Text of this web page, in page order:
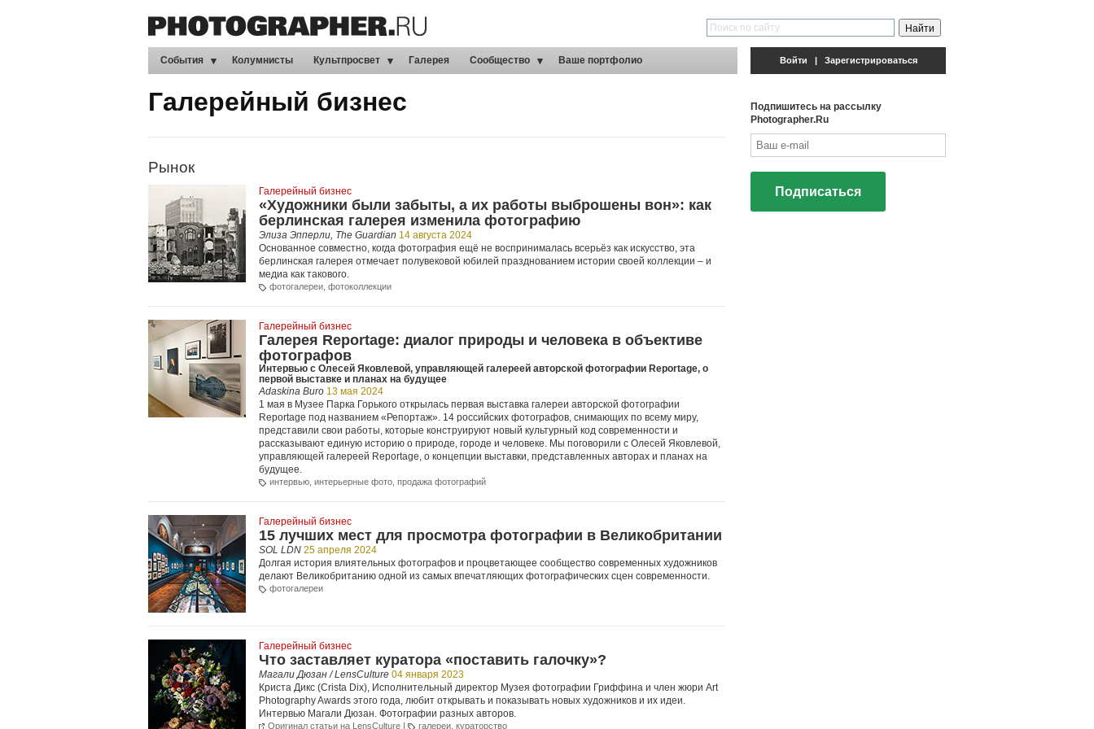
События Колумнисты Культпросвет Галерея Сообщество Ваше портфолио
Галерейный бизнес
Рынок
Галерейный бизнес
«Художники были забыты, а их работы выброшены вон»: как
берлинская галерея изменила фотографию
Элиза Эпперли, The Guardian 14 августа 2024
Основанное совместно, когда фотография ещё не воспринималась всерьёз как искусство, эта
берлинская галерея отмечает полувековой юбилей празднованием истории своей коллекции – и
медиа как такового.
фотогалереи фотоколлекции
Галерейный бизнес
Галерея Reportage: диалог природы и человека в объективе
фотографов
Интервью с Олесей Яковлевой, управляющей галереей авторской фотографии Reportage, о
первой выставке и планах на будущее
Adaskina Buro 13 мая 2024
1 мая в Музее Парка Горького открылась первая выставка галереи авторской фотографии
Reportage под названием «Репортаж». 14 российских фотографов, снимающих по всему миру,
представили свои работы, которые конструируют новый культурный код современности и
рассказывают единую историю о природе, городе и человеке. Мы поговорили с Олесей Яковлевой,
управляющей галереей Reportage, о концепции выставки, представленных авторах и планах на
будущее.
интервью интерьерные фото продажа фотографий
Галерейный бизнес
15 лучших мест для просмотра фотографии в Великобритании
SOL LDN 25 апреля 2024
Долгая история влиятельных фотографов и процветающее сообщество современных художников
делают Великобританию одной из самых впечатляющих фотографических сцен современности.
фотогалереи
Галерейный бизнес
Что заставляет куратора «поставить галочку»?
Магали Дюзан / LensCulture 04 января 2023
Криста Дикс (Crista Dix), Исполнительный директор Музея фотографии Гриффина и член жюри Art
Photography Awards этого года, любит открывать и показывать новых художников и их идеи.
Интервью Магали Дюзан. Фотографии разных авторов.
Оригинал статьи на LensCulture | галереи кураторство
Войти | Зарегистрироваться
Подпишитесь на рассылку
Photographer.Ru
Подписаться